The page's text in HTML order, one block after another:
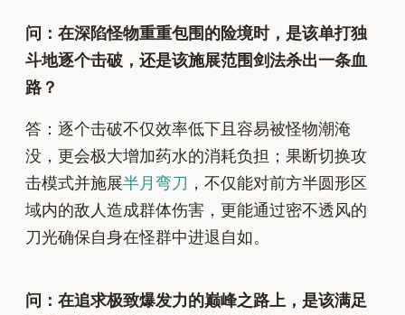
问：在深陷怪物重重包围的险境时，是该单打独
斗地逐个击破，还是该施展范围剑法杀出一条血
路？
答：逐个击破不仅效率低下且容易被怪物潮淹
没，更会极大增加药水的消耗负担；果断切换攻
击模式并施展半月弯刀 ，不仅能对前方半圆形区
域内的敌人造成群体伤害，更能通过密不透风的
刀光确保自身在怪群中进退自如。
问：在追求极致爆发力的巅峰之路上，是该满足